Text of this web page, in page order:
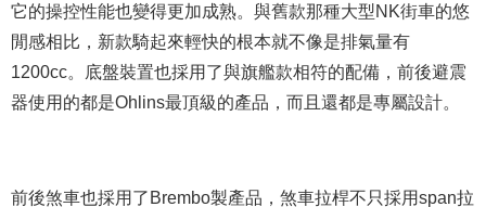
它的操控性能也變得更加成熟。與舊款那種大型NK街車的悠
閒感相比，新款騎起來輕快的根本就不像是排氣量有
1200cc。底盤裝置也採用了與旗艦款相符的配備，前後避震
器使用的都是Ohlins最頂級的產品，而且還都是專屬設計。
前後煞車也採用了Brembo製產品，煞車拉桿不只採用span拉